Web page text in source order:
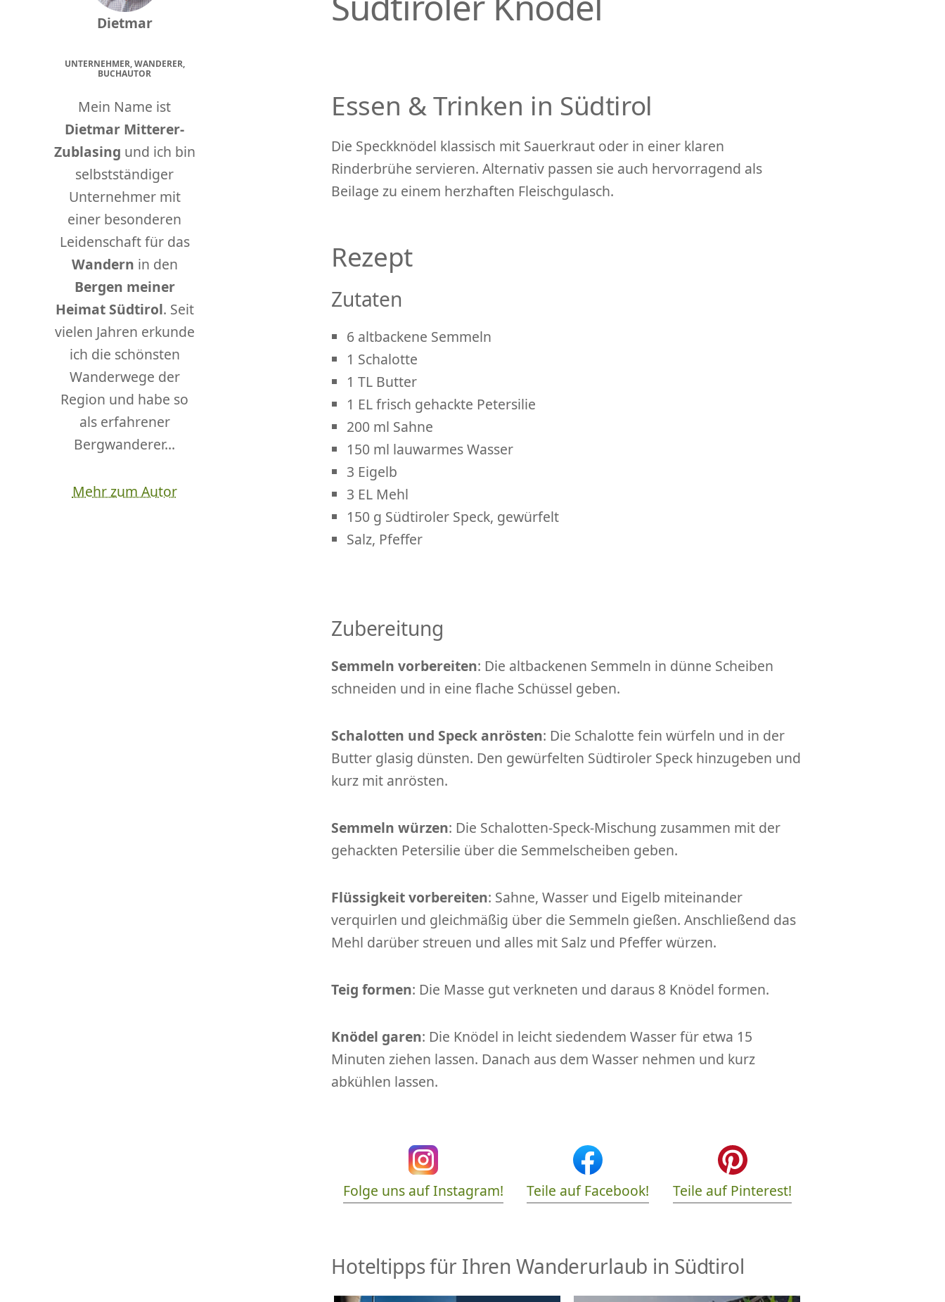
Essen & Trinken in Südtirol
Die Speckknödel klassisch mit Sauerkraut oder in einer klaren
Rinderbrühe servieren. Alternativ passen sie auch hervorragend als
Beilage zu einem herzhaften Fleischgulasch.
Rezept
Zutaten
6 altbackene Semmeln
1 Schalotte
1 TL Butter
1 EL frisch gehackte Petersilie
200 ml Sahne
150 ml lauwarmes Wasser
3 Eigelb
3 EL Mehl
150 g Südtiroler Speck, gewürfelt
Salz, Pfeffer
Zubereitung
Semmeln vorbereiten: Die altbackenen Semmeln in dünne Scheiben
schneiden und in eine flache Schüssel geben.
Schalotten und Speck anrösten: Die Schalotte fein würfeln und in der
Butter glasig dünsten. Den gewürfelten Südtiroler Speck hinzugeben und
kurz mit anrösten.
Semmeln würzen: Die Schalotten-Speck-Mischung zusammen mit der
gehackten Petersilie über die Semmelscheiben geben.
Flüssigkeit vorbereiten: Sahne, Wasser und Eigelb miteinander
verquirlen und gleichmäßig über die Semmeln gießen. Anschließend das
Mehl darüber streuen und alles mit Salz und Pfeffer würzen.
Teig formen: Die Masse gut verkneten und daraus 8 Knödel formen.
Knödel garen: Die Knödel in leicht siedendem Wasser für etwa 15
Minuten ziehen lassen. Danach aus dem Wasser nehmen und kurz
abkühlen lassen.
Folge uns auf Instagram! Teile auf Facebook! Teile auf Pinterest!
Hoteltipps für Ihren Wanderurlaub in Südtirol
Dietmar
UNTERNEHMER, WANDERER,
BUCHAUTOR
Mein Name ist
Dietmar Mitterer-
Zublasing und ich bin
selbstständiger
Unternehmer mit
einer besonderen
Leidenschaft für das
Wandern in den
Bergen meiner
Heimat Südtirol. Seit
vielen Jahren erkunde
ich die schönsten
Wanderwege der
Region und habe so
als erfahrener
Bergwanderer...
Mehr zum Autor